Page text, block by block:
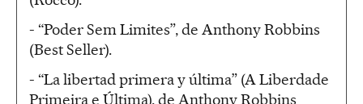
- “Poder Sem Limites”, de Anthony Robbins
(Best Seller).
- “La libertad primera y última” (A Liberdade
Primeira e Última), de Anthony Robbins